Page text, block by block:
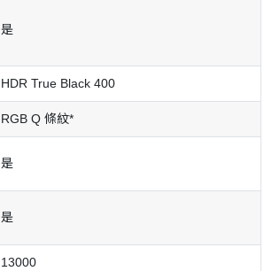
是
HDR True Black 400
RGB Q 條紋*
是
是
13000